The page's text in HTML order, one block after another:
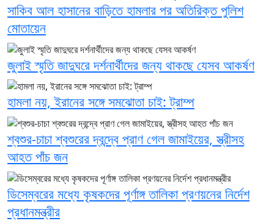
সাকিব আল হাসানের বাড়িতে হামলার পর অতিরিক্ত পুলিশ
মোতায়েন
জুলাই স্মৃতি জাদুঘরে দর্শনার্থীদের জন্য থাকছে যেসব আকর্ষণ
হামলা নয়, ইরানের সঙ্গে সমঝোতা চাই: ট্রাম্প
শ্বশুর-চাচা শ্বশুরের দ্বন্দ্বে প্রাণ গেল জামাইয়ের, স্ত্রীসহ
আহত পাঁচ জন
ডিসেম্বরের মধ্যে কৃষকদের পূর্ণাঙ্গ তালিকা প্রণয়নের নির্দেশ
প্রধানমন্ত্রীর